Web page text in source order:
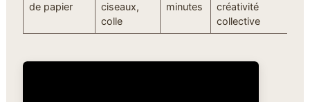
de papier
ciseaux,
colle
minutes
créativité
collective